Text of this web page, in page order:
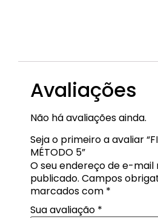
Avaliações
Não há avaliações ainda.
Seja o primeiro a avaliar
MÉTODO 5”
O seu endereço de e-mail
publicado. Campos
marcados com *
Sua avaliação *